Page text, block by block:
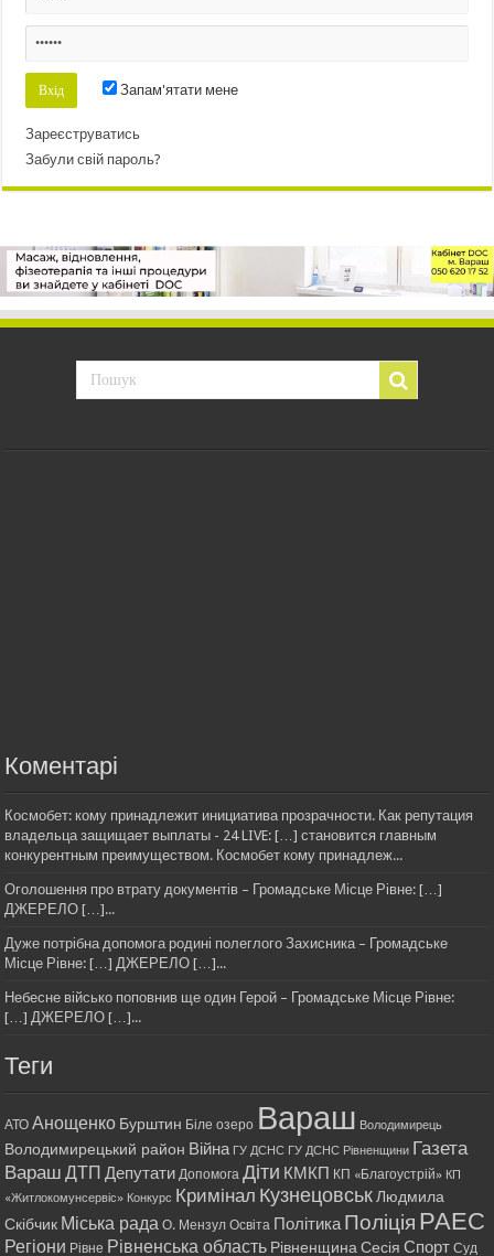
Запам'ятати мене
Зареєструватись
Забули свій пароль?
Коментарі
Космобет: кому принадлежит инициатива прозрачности. Как репутация
владельца защищает выплаты - 24 LIVE: […] становится главным
конкурентным преимуществом. Космобет кому принадлеж...
Оголошення про втрату документів – Громадське Місце Рівне: […]
ДЖЕРЕЛО […]...
Дуже потрібна допомога родині полеглого Захисника – Громадське
Місце Рівне: […] ДЖЕРЕЛО […]...
Небесне військо поповнив ще один Герой – Громадське Місце Рівне:
[…] ДЖЕРЕЛО […]...
Теги
АТО Анощенко Бурштин Біле озеро Вараш Володимирець
Володимирецький район Війна ГУ ДСНС ГУ ДСНС Рівненщини Газета
Вараш ДТП Депутати Допомога Діти КМКП КП «Благоустрій» КП
«Житлокомунсервіс» Конкурс Кримінал Кузнецовськ Людмила
Скібчик Міська рада О. Мензул Освіта ПолітикаПоліція РАЕС
Регіони Рівне Рівненська область Рівненщина Сесія Спорт Суд